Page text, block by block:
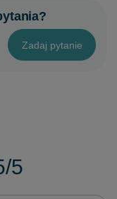
Zadaj pytanie
5